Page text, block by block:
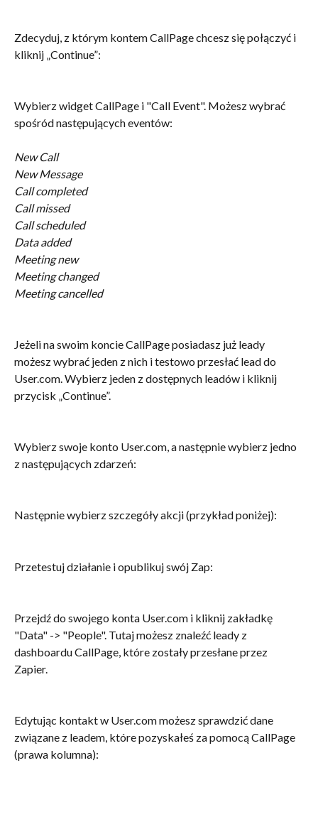
Zdecyduj, z którym kontem CallPage chcesz się połączyć i
kliknij „Continue”:
Wybierz widget CallPage i "Call Event". Możesz wybrać
spośród następujących eventów:
New Call
New Message
Call completed
Call missed
Call scheduled
Data added
Meeting new
Meeting changed
Meeting cancelled
Jeżeli na swoim koncie CallPage posiadasz już leady
możesz wybrać jeden z nich i testowo przesłać lead do
User.com. Wybierz jeden z dostępnych leadów i kliknij
przycisk „Continue”.
Wybierz swoje konto User.com, a następnie wybierz jedno
z następujących zdarzeń:
Następnie wybierz szczegóły akcji (przykład poniżej):
Przetestuj działanie i opublikuj swój Zap:
Przejdź do swojego konta User.com i kliknij zakładkę
"Data" -> "People". Tutaj możesz znaleźć leady z
dashboardu CallPage, które zostały przesłane przez
Zapier.
Edytując kontakt w User.com możesz sprawdzić dane
związane z leadem, które pozyskałeś za pomocą CallPage
(prawa kolumna):